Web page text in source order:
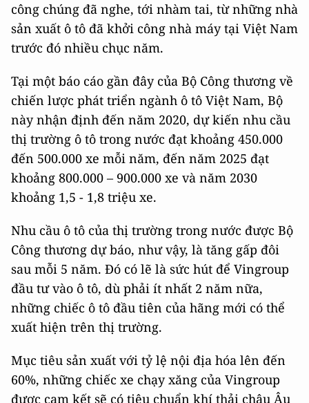
công chúng đã nghe, tới nhàm tai, từ những nhà
sản xuất ô tô đã khởi công nhà máy tại Việt Nam
trước đó nhiều chục năm.
Tại một báo cáo gần đây của Bộ Công thương về
chiến lược phát triển ngành ô tô Việt Nam, Bộ
này nhận định đến năm 2020, dự kiến nhu cầu
thị trường ô tô trong nước đạt khoảng 450.000
đến 500.000 xe mỗi năm, đến năm 2025 đạt
khoảng 800.000 – 900.000 xe và năm 2030
khoảng 1,5 - 1,8 triệu xe.
Nhu cầu ô tô của thị trường trong nước được Bộ
Công thương dự báo, như vậy, là tăng gấp đôi
sau mỗi 5 năm. Đó có lẽ là sức hút để Vingroup
đầu tư vào ô tô, dù phải ít nhất 2 năm nữa,
những chiếc ô tô đầu tiên của hãng mới có thể
xuất hiện trên thị trường.
Mục tiêu sản xuất với tỷ lệ nội địa hóa lên đến
60%, những chiếc xe chạy xăng của Vingroup
được cam kết sẽ có tiêu chuẩn khí thải châu Âu